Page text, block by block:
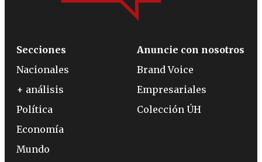
Secciones
Nacionales
+ análisis
Política
Economía
Mundo
Anuncie con nosotros
Brand Voice
Empresariales
Colección ÚH